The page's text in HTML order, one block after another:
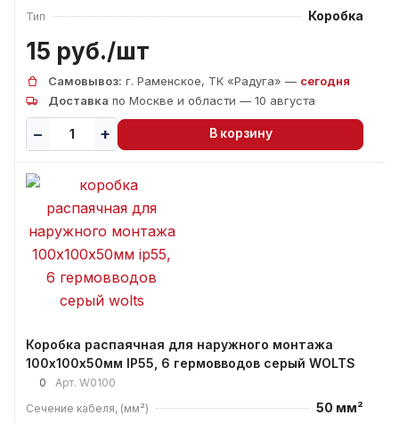
Тип Коробка
15 руб./шт
Самовывоз: г. Раменское, ТК «Радуга» — сегодня
Доставка по Москве и области — 10 августа
В корзину
Коробка распаячная для наружного монтажа
100х100х50мм IP55, 6 гермовводов серый WOLTS
0 Арт. W0100
Сечение кабеля, (мм²)
50 мм²